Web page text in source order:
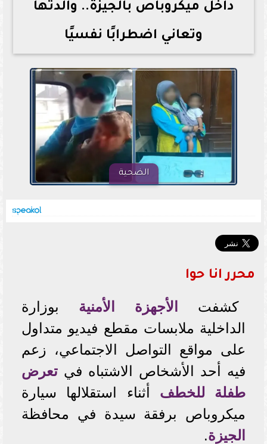
داخل ميكروباص بالجيزة.. والدتها
وتعاني اضطرابًا نفسيًا
الضحية
محرر انا حوا
كشفت الأجهزة الأمنية بوزارة
الداخلية ملابسات مقطع فيديو متداول
على مواقع التواصل الاجتماعي، زعم
فيه أحد الأشخاص الاشتباه في تعرض
طفلة للخطف أثناء استقلالها سيارة
ميكروباص برفقة سيدة في محافظة
الجيزة.